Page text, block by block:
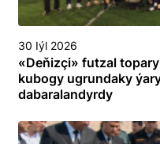
30 Iýl 2026
«Deňizçi» futzal
kubogy ugrundaky
dabaralandyrdy